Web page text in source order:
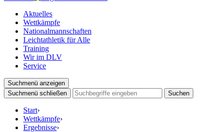
Aktuelles
Wettkämpfe
Nationalmannschaften
Leichtathletik für Alle
Training
Wir im DLV
Service
Suchmenü anzeigen
Suchmenü schließen
Suchen
Start›
Wettkämpfe›
Ergebnisse›